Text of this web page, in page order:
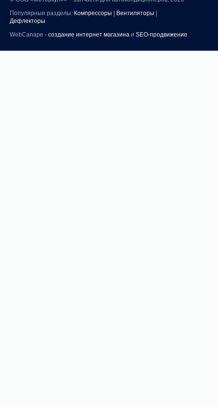
Популярные разделы: Компрессоры Вентиляторы
Дефлекторы
WebCanape - создание интернет магазина и SEO-продвижение